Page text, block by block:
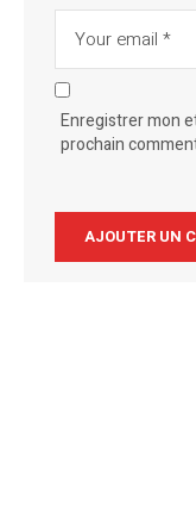
Enregistrer mon
prochain